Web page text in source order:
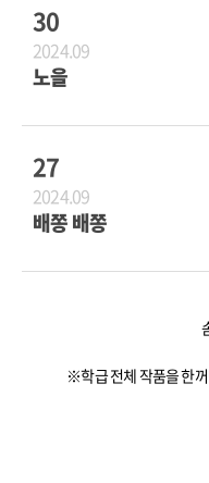
30
2024.09
노을
27
2024.09
배쫑 배쫑
※학급 전체 작품을 한